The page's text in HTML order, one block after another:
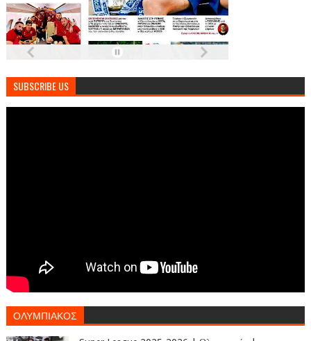
SUBSCRIBE US
ΟΛΥΜΠΙΑΚΟΣ